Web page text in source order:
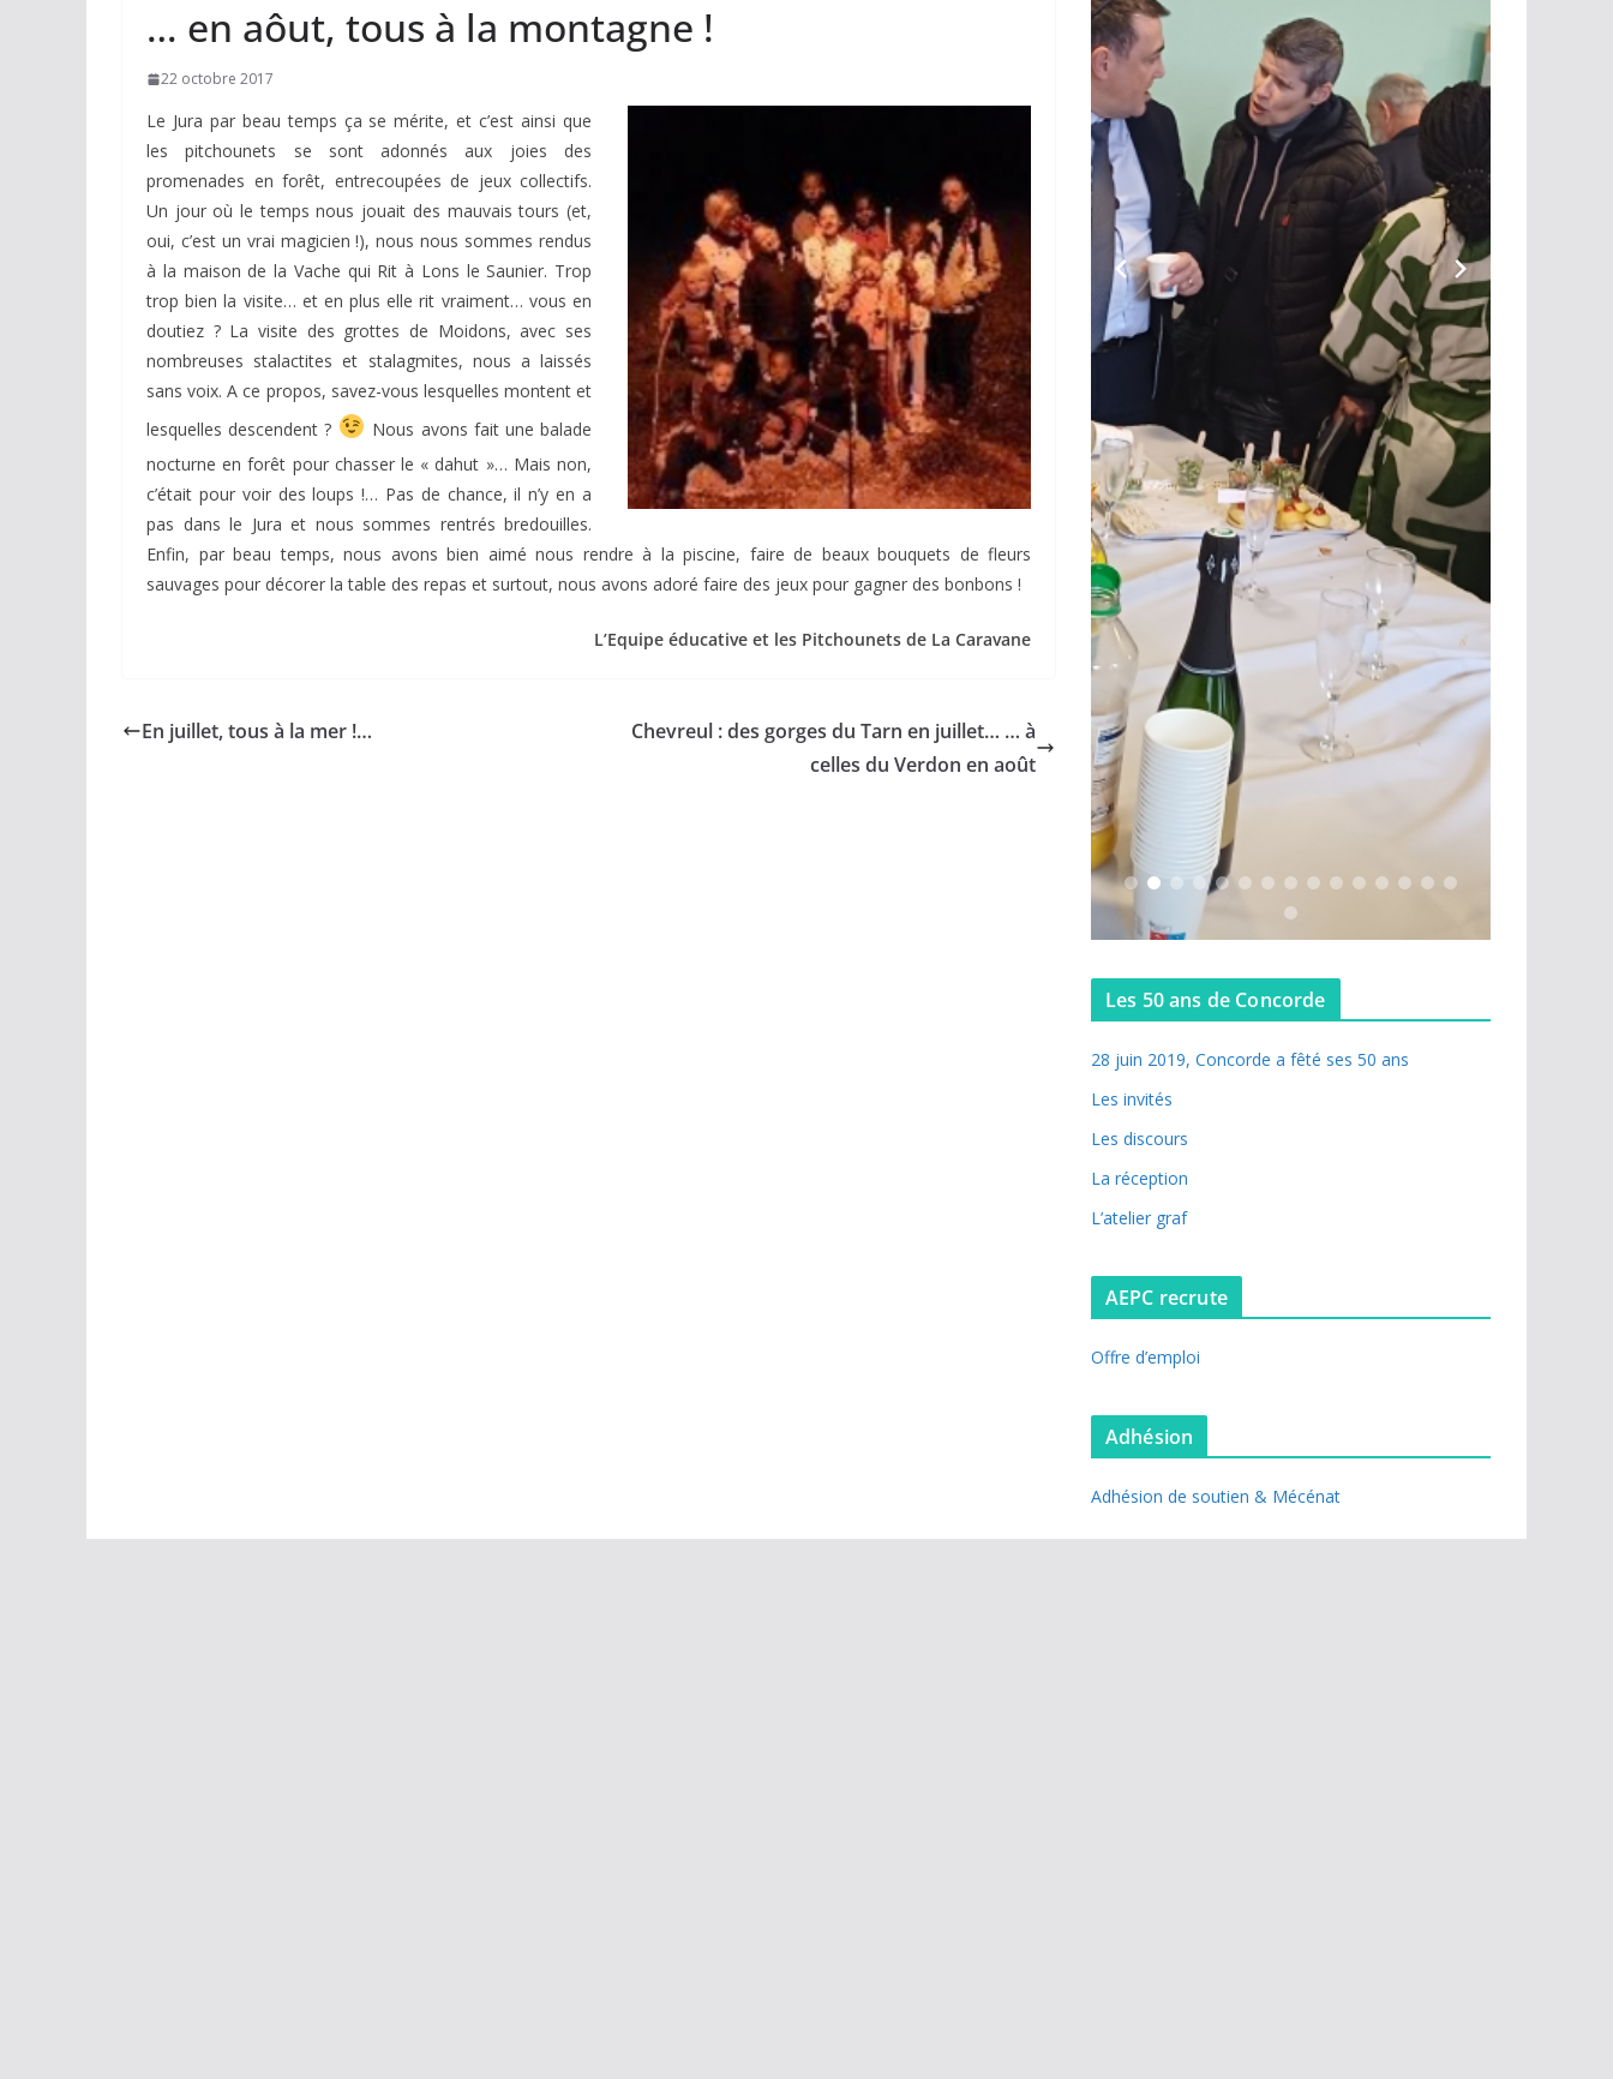
… en aôut, tous à la montagne !
22 octobre 2017
Le Jura par beau temps ça se mérite, et c’est ainsi que
les pitchounets se sont adonnés aux joies des
promenades en forêt, entrecoupées de jeux collectifs.
Un jour où le temps nous jouait des mauvais tours (et,
oui, c’est un vrai magicien !), nous nous sommes rendus
à la maison de la Vache qui Rit à Lons le Saunier. Trop
trop bien la visite… et en plus elle rit vraiment… vous en
doutiez ? La visite des grottes de Moidons, avec ses
nombreuses stalactites et stalagmites, nous a laissés
sans voix. A ce propos, savez-vous lesquelles montent et
lesquelles descendent ?
Nous avons fait une balade
nocturne en forêt pour chasser le « dahut »… Mais non,
c’était pour voir des loups !… Pas de chance, il n’y en a
pas dans le Jura et nous sommes rentrés bredouilles.
Enfin, par beau temps, nous avons bien aimé nous rendre à la piscine, faire de beaux bouquets de fleurs
sauvages pour décorer la table des repas et surtout, nous avons adoré faire des jeux pour gagner des bonbons !
L’Equipe éducative et les Pitchounets de La Caravane
En juillet, tous à la mer !…
Chevreul : des gorges du Tarn en juillet… … à
celles du Verdon en août
Les 50 ans de Concorde
28 juin 2019, Concorde a fêté ses 50 ans
Les invités
Les discours
La réception
L’atelier graf
AEPC recrute
Offre d’emploi
Adhésion
Adhésion de soutien & Mécénat